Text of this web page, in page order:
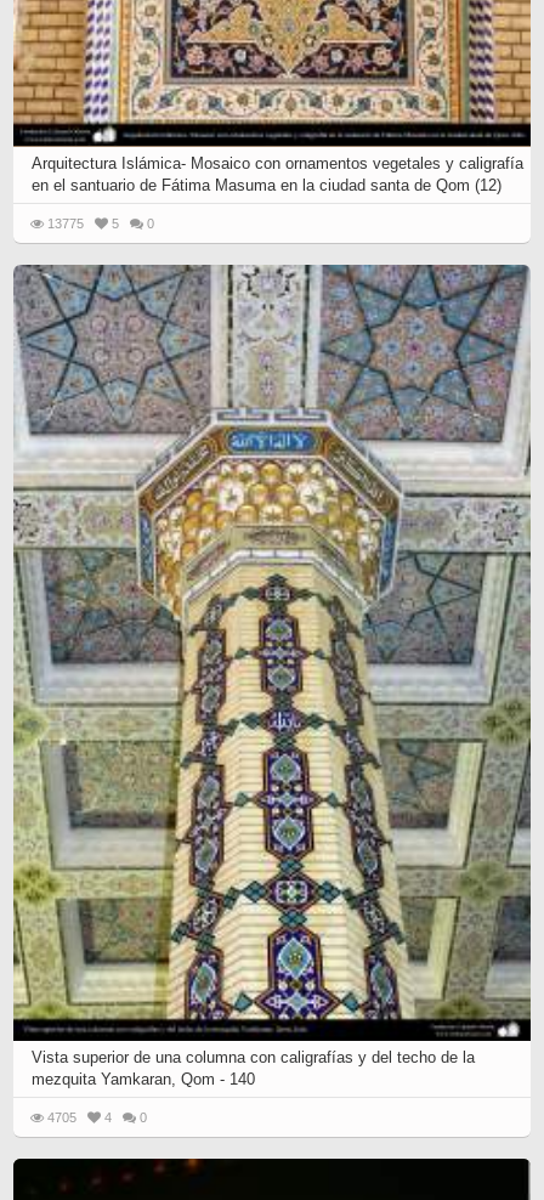
Arquitectura Islámica- Mosaico con ornamentos vegetales y caligrafía
en el santuario de Fátima Masuma en la ciudad santa de Qom (12)
13775 5 0
Vista superior de una columna con caligrafías y del techo de la
mezquita Yamkaran, Qom - 140
4705 4 0